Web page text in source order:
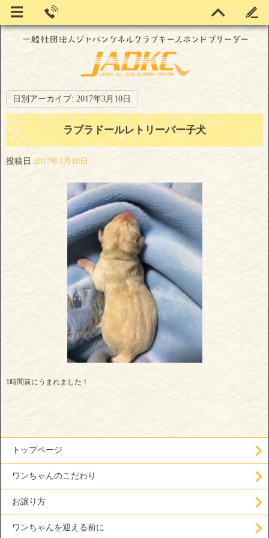
日別アーカイブ: 2017年3月10日
ラブラドールレトリーバー子犬
投稿日 2017年3月10日
1時間前にうまれました！
トップページ
ワンちゃんのこだわり
お譲り方
ワンちゃんを迎える前に